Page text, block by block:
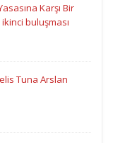
Karşı Bir
buluşması
Tuna Arslan